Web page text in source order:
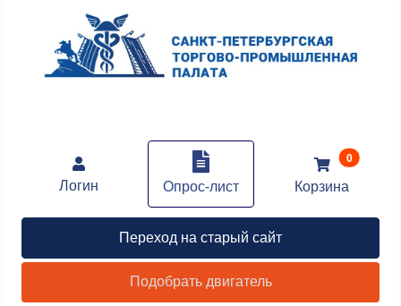
Логин Опрос-лист Корзина
0В
Переход на старый сайт
Подобрать двигатель